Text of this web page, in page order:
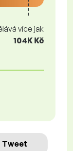
více jak
104K Kč
Tweet